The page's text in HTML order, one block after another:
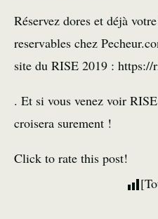
Réservez dores et déjà
reservables chez
site du RISE 2019 : https://
. Et si vous venez voir
croisera surement !
Click to rate this post!